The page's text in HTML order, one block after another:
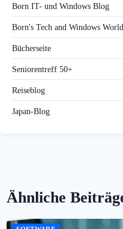
Born IT- und Windows Blog
Born's Tech and Windows World
Bücherseite
Seniorentreff 50+
Reiseblog
Japan-Blog
Ähnliche